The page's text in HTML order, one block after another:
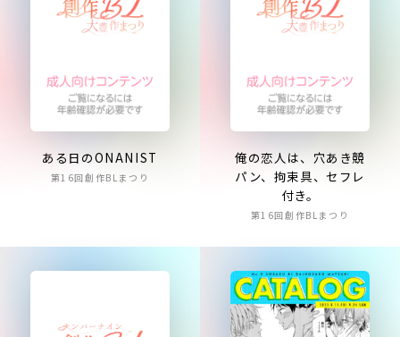
ある日のONANIST
第16回創作BLまつり
俺の恋人は、穴あき競
パン、拘束具、セフレ
付き。
第16回創作BLまつり